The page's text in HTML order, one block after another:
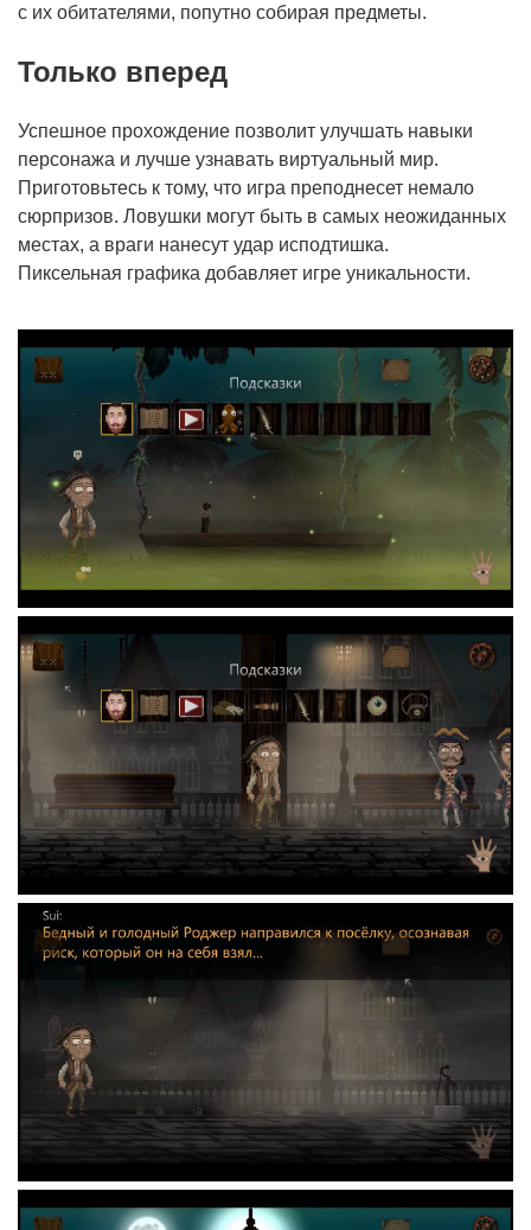
с их обитателями, попутно собирая предметы.
Только вперед
Успешное прохождение позволит улучшать навыки
персонажа и лучше узнавать виртуальный мир.
Приготовьтесь к тому, что игра преподнесет немало
сюрпризов. Ловушки могут быть в самых неожиданных
местах, а враги нанесут удар исподтишка.
Пиксельная графика добавляет игре уникальности.